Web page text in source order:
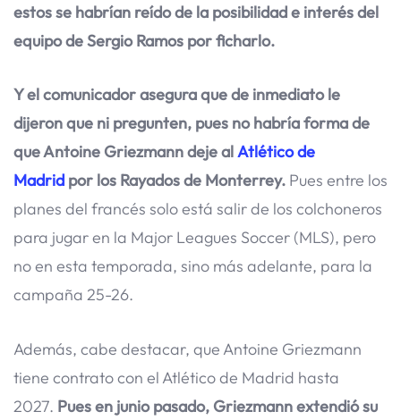
estos se habrían reído de la posibilidad e interés del
equipo de Sergio Ramos por ficharlo.
Y el comunicador asegura que de inmediato le
dijeron que ni pregunten, pues no habría forma de
que Antoine Griezmann deje alAtlético de
Madrid por los Rayados de Monterrey. Pues entre los
planes del francés solo está salir de los colchoneros
para jugar en la Major Leagues Soccer (MLS), pero
no en esta temporada, sino más adelante, para la
campaña 25-26.
Además, cabe destacar, que Antoine Griezmann
tiene contrato con el Atlético de Madrid hasta
2027. Pues en junio pasado, Griezmann extendió su